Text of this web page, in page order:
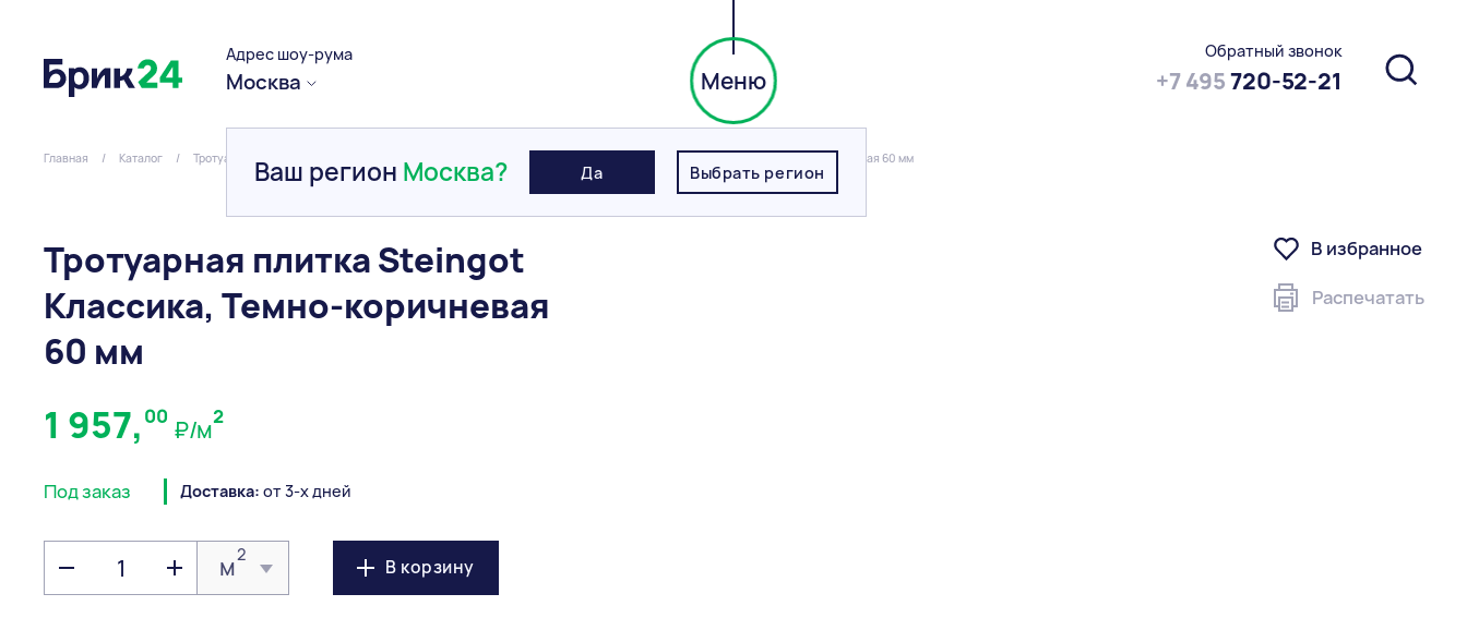
Меню
Адрес шоу-рума
Москва
Ваш регион Москва? Да Выбрать регион
Обратный звонок
+7 495720-52-21
Главная / Каталог / Тротуарная плитка и брусчатка Тротуарная плитка Steingot Классика, Темно-коричневая 60 мм
Тротуарная плитка Steingot
Классика, Темно-коричневая
60 мм
1 957, 00 ₽/м2
Под заказ Доставка: от 3-х дней
м2
В корзину
В избранное
Распечатать